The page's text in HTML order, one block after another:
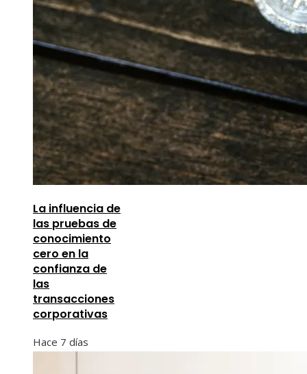
La influencia de
las pruebas de
conocimiento
cero en la
confianza de
las
transacciones
corporativas
Hace 7 días